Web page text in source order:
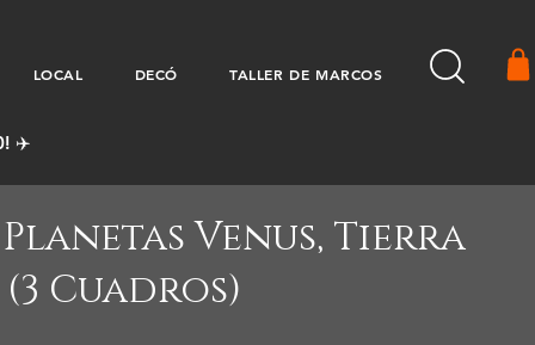
LOCAL DECÓ TALLER DE MARCOS
✈️
Venus, Tierra
Cuadros)